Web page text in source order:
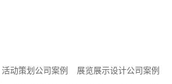
活动策划公司案例
展览展示设计公司案例